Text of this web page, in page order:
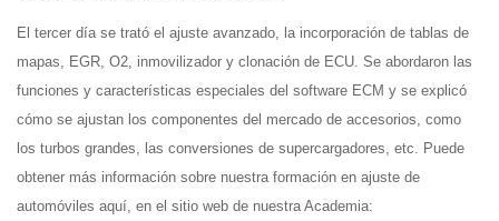
El tercer día se trató el ajuste avanzado, la incorporación de tablas de
mapas, EGR, O2, inmovilizador y clonación de ECU. Se abordaron las
funciones y características especiales del software ECM y se explicó
cómo se ajustan los componentes del mercado de accesorios, como
los turbos grandes, las conversiones de supercargadores, etc. Puede
obtener más información sobre nuestra formación en ajuste de
automóviles aquí, en el sitio web de nuestra Academia: